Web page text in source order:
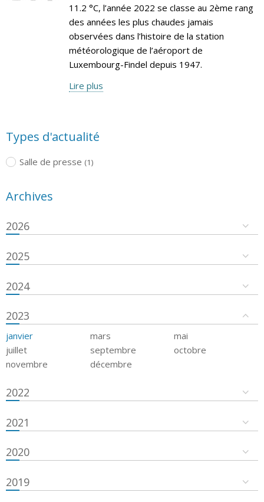
11.2 °C, l’année 2022 se classe au 2ème rang
des années les plus chaudes jamais
observées dans l’histoire de la station
météorologique de l’aéroport de
Luxembourg-Findel depuis 1947.
Lire plus
Types d'actualité
Salle de presse (1)
Archives
2026
2025
2024
2023
janvier mars
mai
juillet
septembre
octobre
novembre
décembre
2022
2021
2020
2019